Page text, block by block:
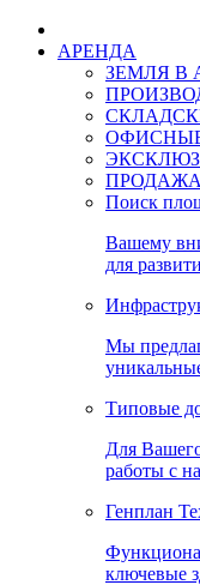
АРЕНДА
ЗЕМЛЯ В
Поиск
Вашему
для
Мы
Типовые
Для
работы с
Генплан
ключевые